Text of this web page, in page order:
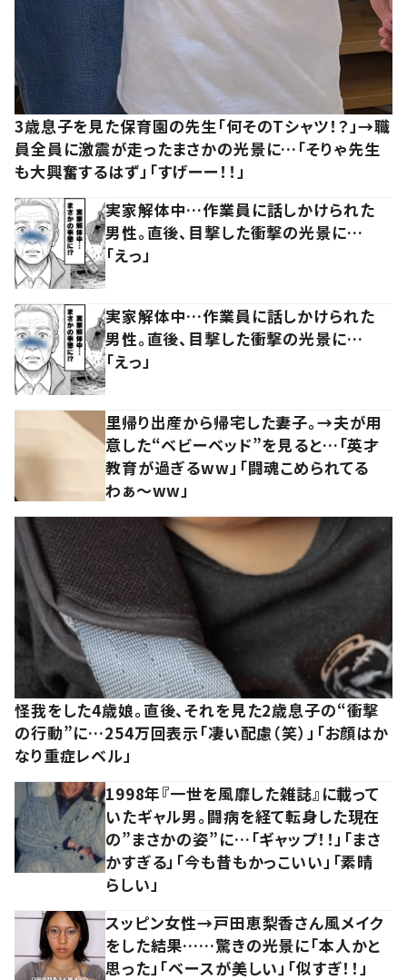
3歳息子を見た保育園の先生「何そのTシャツ！？」→職
員全員に激震が走ったまさかの光景に…「そりゃ先生
も大興奮するはず」「すげーー！！」
実家解体中…作業員に話しかけられた
男性。直後、目撃した衝撃の光景に…
「えっ」
実家解体中…作業員に話しかけられた
男性。直後、目撃した衝撃の光景に…
「えっ」
里帰り出産から帰宅した妻子。→夫が用
意した“ベビーベッド”を見ると…「英才
教育が過ぎるww」「闘魂こめられてる
わぁ～ww」
怪我をした4歳娘。直後、それを見た2歳息子の“衝撃
の行動”に…254万回表示「凄い配慮（笑）」「お顔はか
なり重症レベル」
1998年『一世を風靡した雑誌』に載って
いたギャル男。闘病を経て転身した現在
の”まさかの姿”に…「ギャップ！！」「まさ
かすぎる」「今も昔もかっこいい」「素晴
らしい」
スッピン女性→戸田恵梨香さん風メイク
をした結果……驚きの光景に「本人かと
思った」「ベースが美しい」「似すぎ！！」